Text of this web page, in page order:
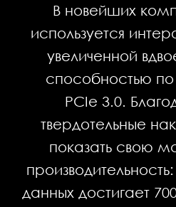
В новейших
используется
увеличенной
способностью
PCIe 3.0.
твердотельные
показать свою
данных достигает